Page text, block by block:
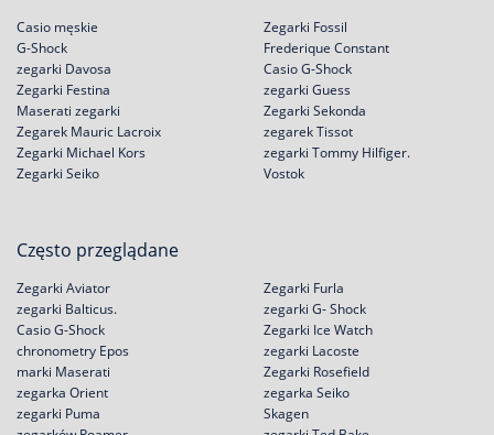
Casio męskie
G-Shock
zegarki Davosa
Zegarki Festina
Zegarki Fossil
Frederique Constant
Casio G-Shock
zegarki Guess
Maserati zegarki
Zegarek Mauric Lacroix
Zegarki Michael Kors
Zegarki Seiko
Zegarki Sekonda
zegarek Tissot
zegarki Tommy Hilfiger.
Vostok
Często przeglądane
Zegarki Aviator
zegarki Balticus.
Casio G-Shock
chronometry Epos
Zegarki Furla
zegarki G- Shock
Zegarki Ice Watch
zegarki Lacoste
marki Maserati
zegarka Orient
zegarki Puma
Zegarki Rosefield
zegarka Seiko
Skagen